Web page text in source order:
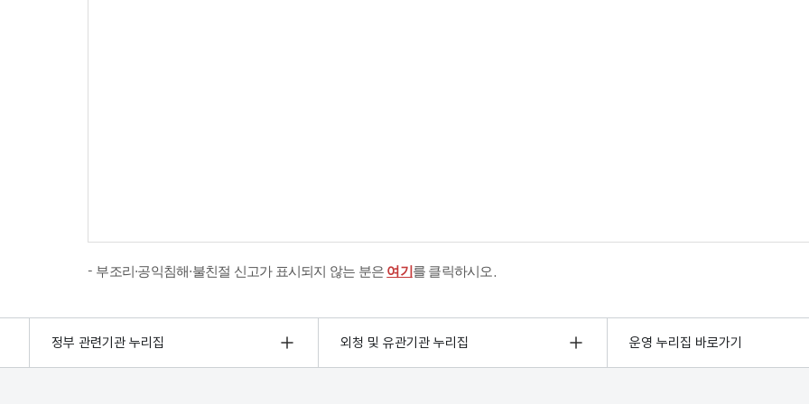
부조리·공익침해·불친절 신고가 표시되지 않는 분은 여기를 클릭하시오.
정부 관련기관 누리집 외청 및 유관기관 누리집 운영 누리집 바로가기